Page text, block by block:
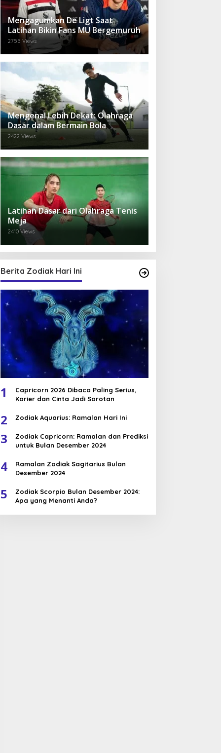
Mengagumkan De Ligt Saat
Latihan Bikin Fans MU Bergemuruh
2755 Views
Mengenal Lebih Dekat: Olahraga
Dasar dalam Bermain Bola
2422 Views
Latihan Dasar dari Olahraga Tenis
Meja
2410 Views
Berita Zodiak Hari Ini
1
Capricorn 2026 Dibaca Paling Serius,
Karier dan Cinta Jadi Sorotan
2 Zodiak Aquarius: Ramalan Hari Ini
3
Zodiak Capricorn: Ramalan dan Prediksi
untuk Bulan Desember 2024
4
Ramalan Zodiak Sagitarius Bulan
Desember 2024
5
Zodiak Scorpio Bulan Desember 2024:
Apa yang Menanti Anda?